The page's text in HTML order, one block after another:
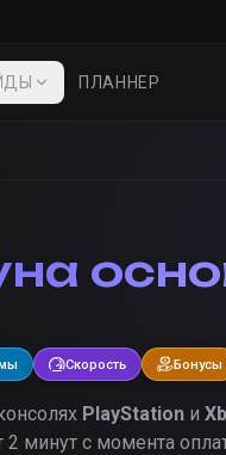
ПЛАННЕР
Скорость Бонусы
PlayStationи
2 минут с момента